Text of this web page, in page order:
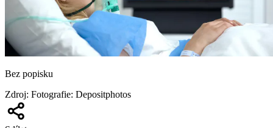
Bez popisku
Zdroj: Fotografie: Depositphotos